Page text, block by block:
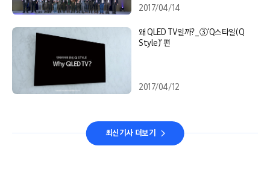
2017/04/14
왜 QLED TV일까?_③‘Q스타일(Q
Style)’ 편
2017/04/12
최신기사 더보기